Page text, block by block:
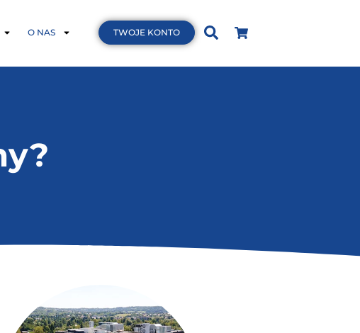
O NAS TWOJE KONTO